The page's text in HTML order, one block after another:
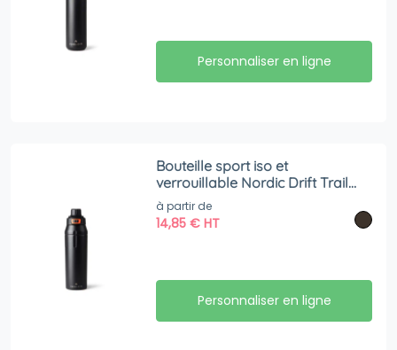
Personnaliser en ligne
Bouteille sport iso et
verrouillable Nordic Drift Trail
RCS
à partir de
14,85€ HT
Personnaliser en ligne